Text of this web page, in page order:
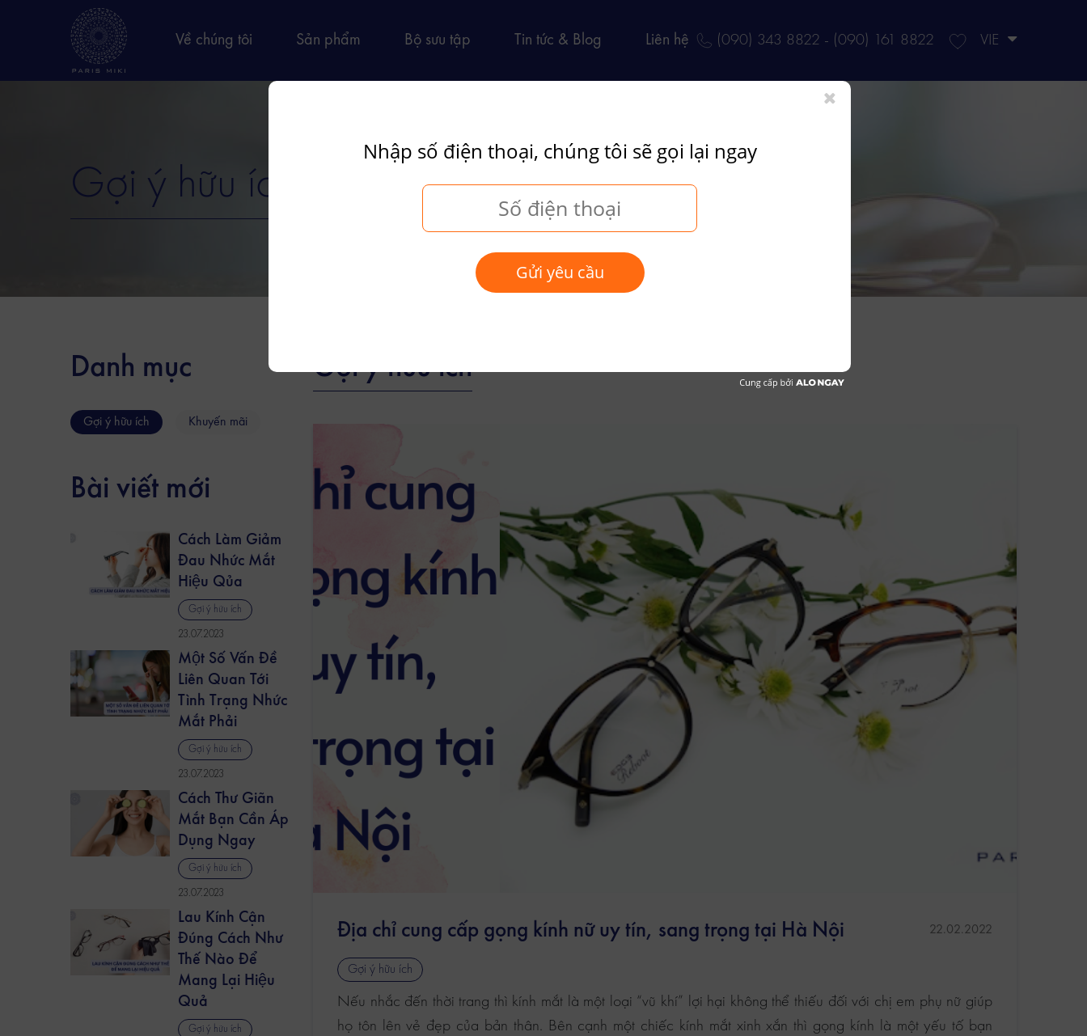
Về chúng tôi Sản phẩm Bộ sưu tập Tin tức & Blog Liên hệ (090) 343 8822 - (090) 161 8822 VIE
Gợi ý hữu ích
Gợi ý hữu ích
Địa chỉ cung cấp gọng kính nữ uy tín, sang trọng tại Hà Nội 22.02.2022
Gợi ý hữu ích
Nếu nhắc đến thời trang thì kính mắt là một loại “vũ khí” lợi hại không thể thiếu đối với chị em phụ nữ giúp
họ tôn lên vẻ đẹp của bản thân. Bên cạnh một chiếc kính mắt xinh xắn thì gọng kính là một yếu tố bạn
Danh mục
Gợi ý hữu ích Khuyến mãi
Bài viết mới
Cách Làm Giảm
Đau Nhức Mắt
Hiệu Qủa
Gợi ý hữu ích
23.07.2023
Một Số Vấn Đề
Liên Quan Tới
Tình Trạng Nhức
Mắt Phải
Gợi ý hữu ích
23.07.2023
Cách Thư Giãn
Mắt Bạn Cần Áp
Dụng Ngay
Gợi ý hữu ích
23.07.2023
Lau Kính Cận
Đúng Cách Như
Thế Nào Để
Mang Lại Hiệu
Quả
Gợi ý hữu ích
Nhập số điện thoại, chúng tôi sẽ gọi lại ngay
Gửi yêu cầu